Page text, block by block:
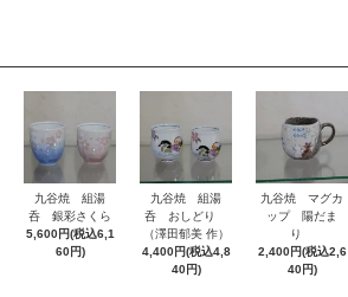
九谷焼 組湯
呑 銀彩さくら
5,600円(税込6,1
60円)
九谷焼 組湯
呑 おしどり
（澤田郁美 作）
4,400円(税込4,8
40円)
九谷焼 マグカ
ップ 陽だま
り
2,400円(税込2,6
40円)